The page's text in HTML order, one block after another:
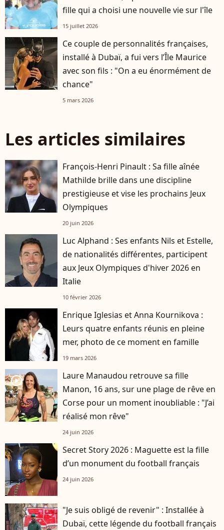
fille qui a choisi une nouvelle vie sur l'île
15 juillet 2026
Ce couple de personnalités françaises,
installé à Dubaï, a fui vers l’Île Maurice
avec son fils : "On a eu énormément de
chance"
5 mars 2026
Les articles similaires
François-Henri Pinault : Sa fille aînée
Mathilde brille dans une discipline
prestigieuse et vise les prochains Jeux
Olympiques
20 juin 2026
Luc Alphand : Ses enfants Nils et Estelle,
de nationalités différentes, participent
aux Jeux Olympiques d'hiver 2026 en
Italie
10 février 2026
Enrique Iglesias et Anna Kournikova :
Leurs quatre enfants réunis en pleine
mer, photo de ce moment en famille
19 mars 2026
player2
Laure Manaudou retrouve sa fille
Manon, 16 ans, sur une plage de rêve en
Corse pour un moment inoubliable : "J’ai
réalisé mon rêve"
24 juin 2026
Secret Story 2026 : Maguette est la fille
d’un monument du football français
24 juin 2026
"Je suis obligé de revenir" : Installée à
Dubaï, cette légende du football français